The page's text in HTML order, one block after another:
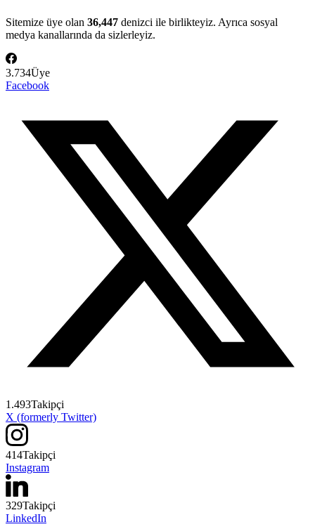
Sitemize üye olan 36,447 denizci ile birlikteyiz. Ayrıca sosyal
medya kanallarında da sizlerleyiz.
3.734Üye
Facebook
1.493Takipçi
X (formerly Twitter)
414Takipçi
Instagram
329Takipçi
LinkedIn